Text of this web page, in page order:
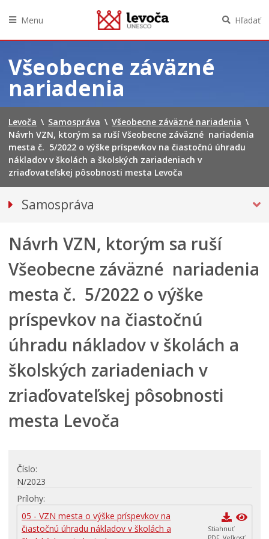
na
obsah
Menu Hľadať
Všeobecne záväzné
nariadenia
Levoča \ Samospráva \ Všeobecne záväzné nariadenia \
Návrh VZN, ktorým sa ruší Všeobecne záväzné nariadenia
mesta č. 5/2022 o výške príspevkov na čiastočnú úhradu
nákladov v školách a školských zariadeniach v
zriaďovateľskej pôsobnosti mesta Levoča
Samospráva
Hlavný kontrolór mesta
Mestské zastupiteľstvo
Verejné obstarávania
VOĽBY
Dokumenty mesta
VŠEOBECNE ZÁVÄZNÉ NARIADENIA
NÁVRHY VZN
SCHVÁLENÉ VZN
KONSOLIDOVANÉ VZN
Územné plánovanie
Rozpočet mesta
Hospodárenie mesta
Transparentné mesto
Program hospodárskeho a sociálneho rozvoja mesta
Levoča
Návrh VZN, ktorým sa ruší
Všeobecne záväzné nariadenia
mesta č. 5/2022 o výške
príspevkov na čiastočnú
úhradu nákladov v školách a
školských zariadeniach v
zriaďovateľskej pôsobnosti
mesta Levoča
Číslo
N/2023
Prílohy
05 - VZN mesta o výške príspevkov na
čiastočnú úhradu nákladov v školách a
Stiahnuť